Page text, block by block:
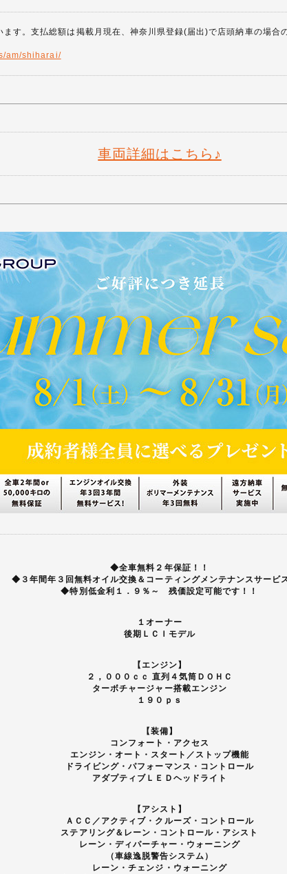
す。支払総額は掲載月現在、神奈川県登録(届出)で店頭納車の場
am/shiharai/
車両詳細はこちら♪
◆全車無料２年保証！！
◆３年間年３回無料オイル交換＆コーティングメンテナンスサービ
◆特別低金利１．９％～ 残価設定可能です！！
１オーナー
後期ＬＣＩモデル
【エンジン】
２，０００ｃｃ 直列４気筒ＤＯＨＣ
ターボチャージャー搭載エンジン
１９０ｐｓ
【装備】
コンフォート・アクセス
エンジン・オート・スタート／ストップ機能
ドライビング・パフォーマンス・コントロール
アダプティブＬＥＤヘッドライト
【アシスト】
ＡＣＣ／アクティブ・クルーズ・コントロール
ステアリング＆レーン・コントロール・アシスト
レーン・ディパーチャー・ウォーニング
（車線逸脱警告システム）
レーン・チェンジ・ウォーニング